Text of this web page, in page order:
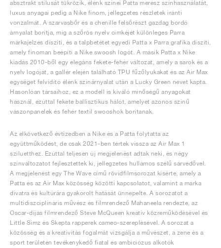
absztrakt stílusát tükrözik, élénk színei Patta merész színhasználatát,
luxus anyagai pedig a Nike finom, jellegzetes részletek iránti
vonzalmát. A szarvasbőr és a chenille felsőrészt gazdag bordó
árnyalat borítja, míg a szőrös nyelv címkéjét különleges Parra
márkajelzés díszíti, és a talpbetétet egyedi Patta x Parra grafika díszíti,
amely finoman beépíti a Nike swoosh logót. A másik Patta x Nike
kiadás 2010-ből egy elegáns fekete-fehér változat, amely a sarok és a
nyelv logóját, a gallér elején található TPU fűzőlyukakat és az Air Max
egységet felvidító élénk színárnyalat után a Lucky Green nevet kapta.
Hasonlóan társaihoz, ez a modell is kiváló minőségű anyagokat
használ, ezúttal fekete ballisztikus hálót, amelyet azonos színű
vászonpanelek és fehér textil swooshok borítanak.
Az elkövetkező évtizedben a Nike és a Patta folytatta az
együttműködést, de csak 2021-ben tértek vissza az Air Max 1
sziluetthez. Ezúttal teljesen új megjelenést adtak neki, és négy
színváltozatot fejlesztettek ki, jellegzetes hullámos szélű sárvédővel.
A megjelenést egy The Wave című rövidfilmsorozat kísérte, amely a
Patta és az Air Max közösség közötti kapcsolatot, valamint a márka
divatra és kultúrára gyakorolt hatását ünnepelte. A sorozatot a
multidiszciplináris művész és filmrendező Mahaneela rendezte, az
Oscar-díjas filmrendező Steve McQueen kreatív közreműködésével és
Little Simz és Skepta rapperek cameo-szereplésével. A sorozat a
közösség és a kreativitás fogalmát vizsgálja a művészet, a zene és a
sport területén tevékenykedő fiatal és ambiciózus alkotók